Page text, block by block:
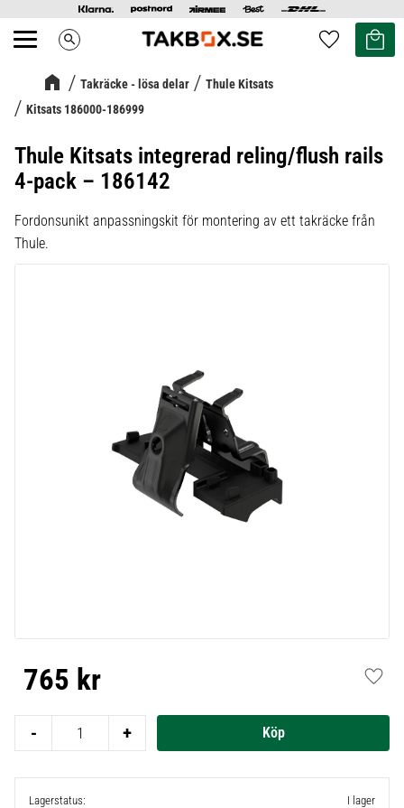
Meny search Favoriter
Kundvagn
Takräcke - lösa delar
Thule Kitsats
Kitsats 186000-186999
Thule Kitsats integrerad reling/flush rails
4-pack – 186142
Fordonsunikt anpassningskit för montering av ett takräcke från
Thule.
765 kr
+
-
Lagerstatus
I lager